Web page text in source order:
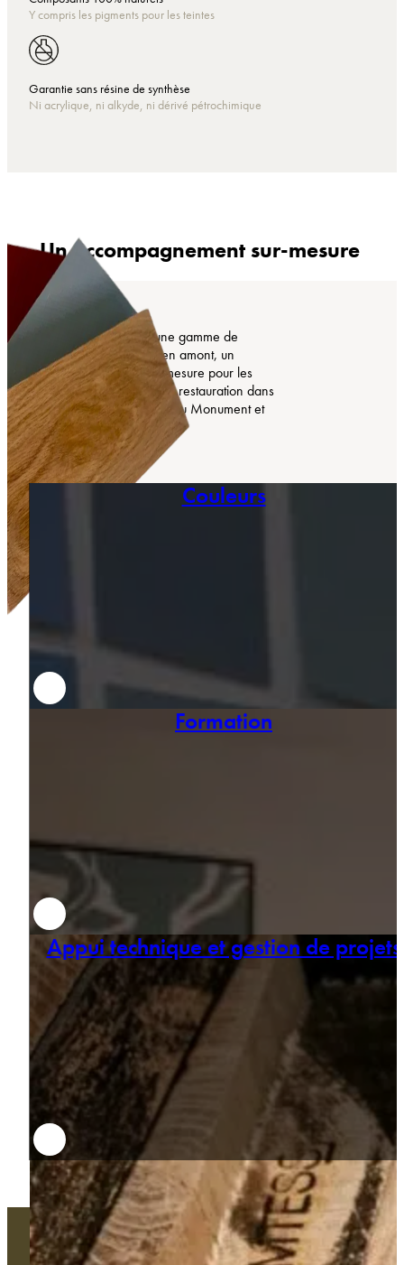
Y compris les pigments pour les teintes
Garantie sans résine de synthèse
Ni acrylique, ni alkyde, ni dérivé pétrochimique
Un accompagnement sur-mesure
COMTESS propose une gamme de
produits, mais surtout, en amont, un
accompagnement sur-mesure pour les
projets de création et de restauration dans
les univers du Bâtiment, du Monument et
de la « Haute-Peinture ».
Couleurs
Formation
Appui technique et gestion de projets